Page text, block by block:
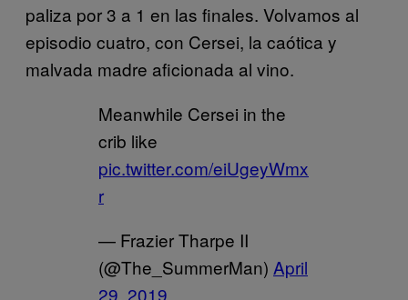
paliza por 3 a 1 en las finales. Volvamos al
episodio cuatro, con Cersei, la caótica y
malvada madre aficionada al vino.
Meanwhile Cersei in the
crib like
pic.twitter.com/eiUgeyWmx
r
— Frazier Tharpe II
(@The_SummerMan) April
29, 2019